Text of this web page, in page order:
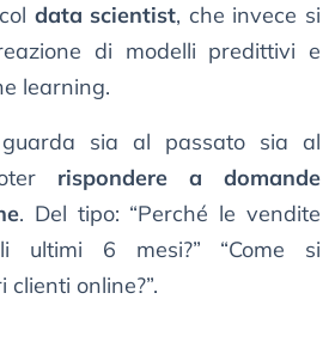
data scientist, che invece si
di modelli predittivi e
learning.
guarda sia al passato sia al
rispondere a domande
. Del tipo: “Perché le vendite
ultimi 6 mesi?” “Come si
online?”.